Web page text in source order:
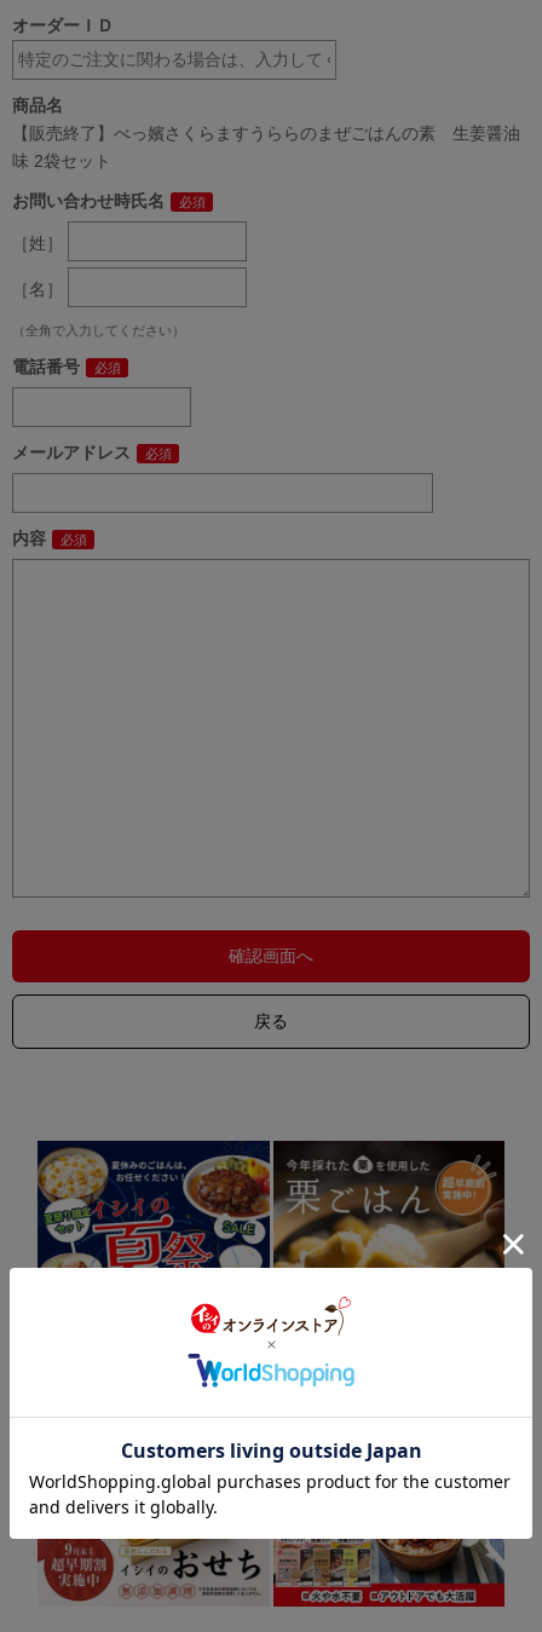
オーダーＩＤ
商品名
【販売終了】べっ嬪さくらますうららのまぜごはんの素 生姜醤油
味 2袋セット
お問い合わせ時氏名
［姓］
［名］
（全角で入力してください）
電話番号
メールアドレス
内容